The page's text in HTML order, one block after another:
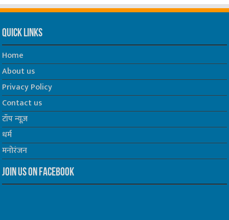
Quick Links
Home
About us
Privacy Policy
Contact us
टॉप न्यूज़
धर्म
मनोरंजन
Join us on Facebook